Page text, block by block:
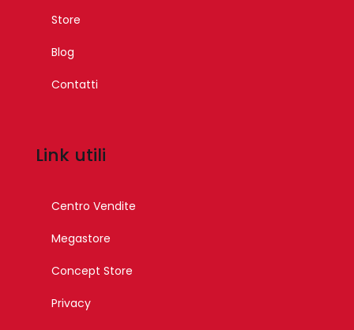
Store
Blog
Contatti
Link utili
Centro Vendite
Megastore
Concept Store
Privacy